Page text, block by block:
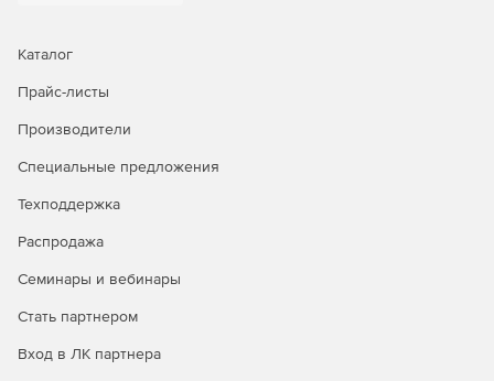
Сравнение версий Kaspersky
Security для бизнеса
Linux, Mac,
Android и iOS
Контроль
приложений на
Каталог
Прайс-листы
Производители
Специальные предложения
Техподдержка
Распродажа
Семинары и вебинары
Стать партнером
Вход в ЛК партнера